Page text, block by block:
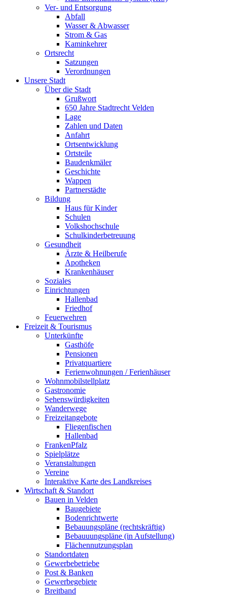
Ver- und Entsorgung
Abfall
Wasser & Abwasser
Strom & Gas
Kaminkehrer
Ortsrecht
Satzungen
Verordnungen
Unsere Stadt
Über die Stadt
Grußwort
650 Jahre Stadtrecht Velden
Lage
Zahlen und Daten
Anfahrt
Ortsentwicklung
Ortsteile
Baudenkmäler
Geschichte
Wappen
Partnerstädte
Bildung
Haus für Kinder
Schulen
Volkshochschule
Schulkinderbetreuung
Gesundheit
Ärzte & Heilberufe
Apotheken
Krankenhäuser
Soziales
Einrichtungen
Hallenbad
Friedhof
Feuerwehren
Freizeit & Tourismus
Unterkünfte
Gasthöfe
Pensionen
Privatquartiere
Ferienwohnungen / Ferienhäuser
Wohnmobilstellplatz
Gastronomie
Sehenswürdigkeiten
Wanderwege
Freizeitangebote
Fliegenfischen
Hallenbad
FrankenPfalz
Spielplätze
Veranstaltungen
Vereine
Interaktive Karte des Landkreises
Wirtschaft & Standort
Bauen in Velden
Baugebiete
Bodenrichtwerte
Bebauungspläne (rechtskräftig)
Bebauuungspläne (in Aufstellung)
Flächennutzungsplan
Standortdaten
Gewerbebetriebe
Post & Banken
Gewerbegebiete
Breitband